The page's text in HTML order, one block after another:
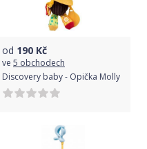
od 190 Kč
ve 5 obchodech
Discovery baby - Opička Molly